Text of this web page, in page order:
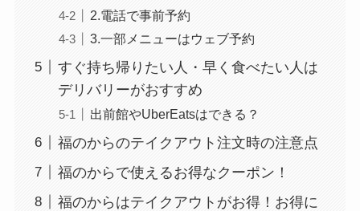
2.電話で事前予約
3.一部メニューはウェブ予約
すぐ持ち帰りたい人・早く食べたい人は
デリバリーがおすすめ
出前館やUberEatsはできる？
福のからのテイクアウト注文時の注意点
福のからで使えるお得なクーポン！
福のからはテイクアウトがお得！お得に